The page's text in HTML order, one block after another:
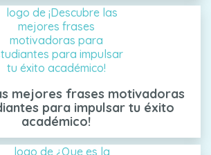
mejores frases motivadoras
para impulsar tu éxito
académico!